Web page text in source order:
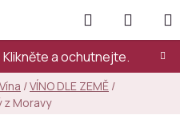
Klikněte a ochutnejte.
Hledat
KOŠÍK
Vína /VÍNO DLE ZEMĚ /
z Moravy